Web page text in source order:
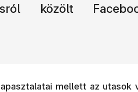
közölt
mellett az utasok